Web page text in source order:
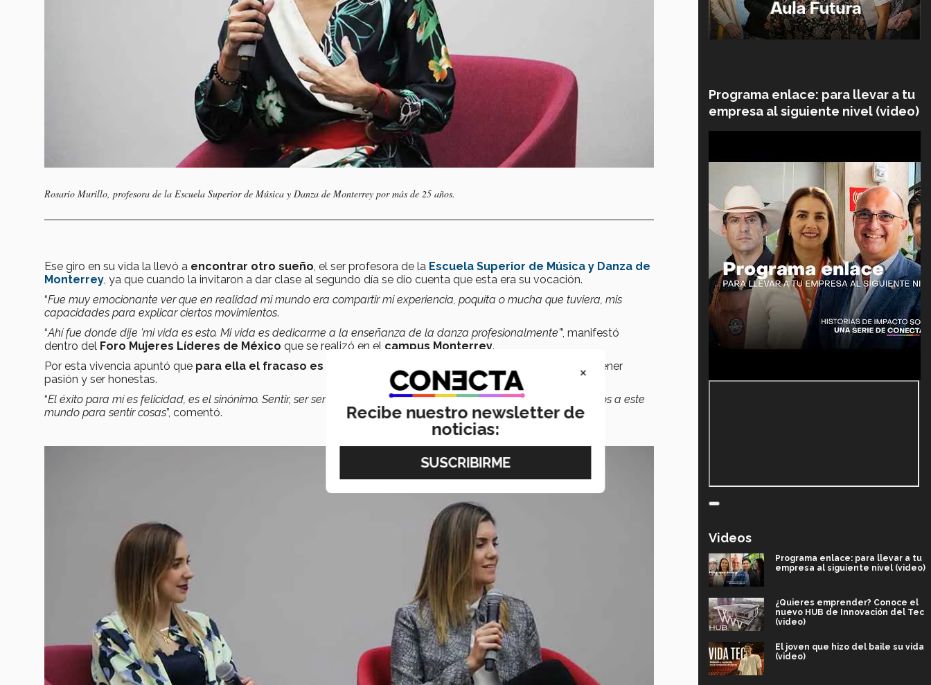
Rosario Murillo, profesora de la Escuela Superior de Música y Danza de Monterrey por más de 25 años.
Ese giro en su vida la llevó a encontrar otro sueño, el ser profesora de la Escuela Superior de Música y Danza de
Monterrey, ya que cuando la invitaron a dar clase al segundo día se dio cuenta que esta era su vocación.
“Fue muy emocionante ver que en realidad mi mundo era compartir mi experiencia, poquita o mucha que tuviera, mis
capacidades para explicar ciertos movimientos.
“Ahí fue donde dije 'mi vida es esto. Mi vida es dedicarme a la enseñanza de la danza profesionalmente'”, manifestó
dentro del Foro Mujeres Líderes de México que se realizó en el campus Monterrey.
Por esta vivencia apuntó que para ella el fracaso es experiencia y el éxito es sinónimo de felicidad
, tener
pasión y ser honestas.
“El éxito para mí es felicidad, es el sinónimo. Sentir, ser sensibles sería muy importante porque a eso vinimos. Vinimos a este
mundo para sentir cosas”, comentó.
Programa enlace: para llevar a tu
empresa al siguiente nivel (video)
Videos
Programa enlace: para llevar a tu
empresa al siguiente nivel (video)
¿Quieres emprender? Conoce el
nuevo HUB de Innovación del Tec
(video)
El joven que hizo del baile su vida
(video)
×
Recibe nuestro newsletter de
noticias: